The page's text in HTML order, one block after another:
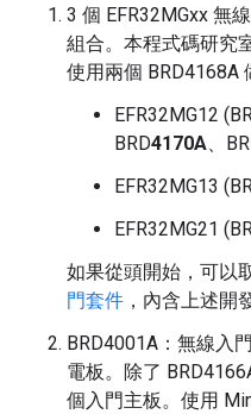
3 個 EFR32MGxx 無
組合。本程式碼研究
使用兩個 BRD4168A
EFR32MG12
BRD4170A、
EFR32MG13
EFR32MG21
如果從頭開始，可以
門套件 ，內含上述開
BRD4001A：無線入
電板。除了
個入門主板。使用